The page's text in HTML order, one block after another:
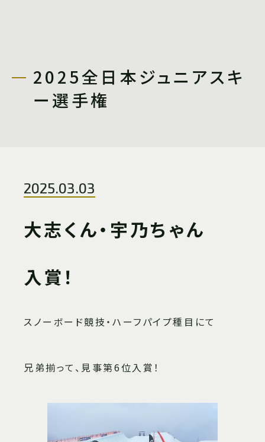
2025全日本ジュニアスキ
ー選手権
2025.03.03
大志くん・宇乃ちゃん
入賞！
スノーボード競技・ハーフパイプ種目にて
兄弟揃って、見事第6位入賞！